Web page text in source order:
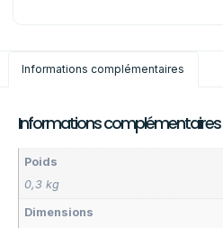
Informations complémentaires
Informations complémentaires
Poids
0,3 kg
Dimensions